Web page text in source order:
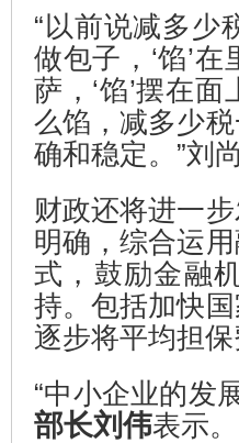
“以前说减多少
做包子，‘馅’
萨，‘馅’摆在
么馅，减多少
确和稳定。”刘
财政还将进一
明确，综合运
式，鼓励金融
持。包括加快
逐步将平均担
“中小企业的发
部长刘伟表示。